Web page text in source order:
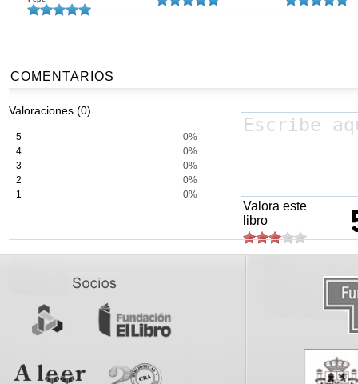
COMENTARIOS
Valoraciones (0)
5
0%
4
0%
3
0%
2
0%
1
0%
Valora este
libro